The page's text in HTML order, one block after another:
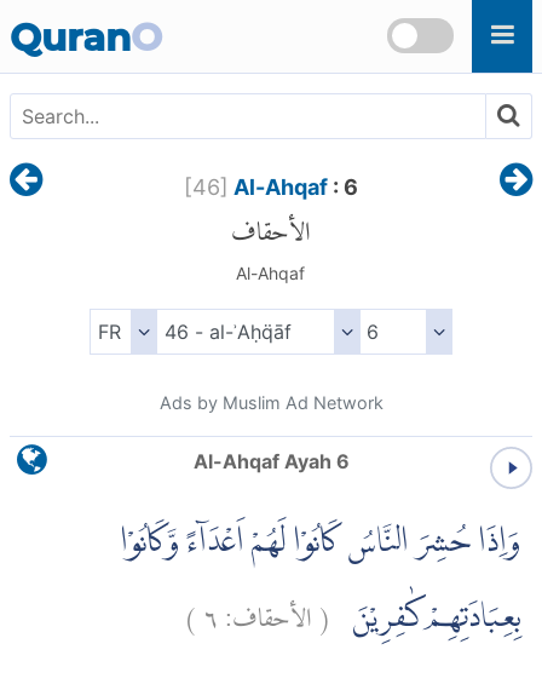
QuranO
[46] Al-Ahqaf: 6
الأحقاف
Al-Ahqaf
Ads by Muslim Ad Network
Al-Ahqaf Ayah 6
وَاِذَا حُشِرَ النَّاسُ كَانُوْا لَهُمْ اَعْدَاۤءً وَّكَانُوْا
بِعِبَادَتِهِمْ كٰفِرِيْنَ (الأحقاف:٦)